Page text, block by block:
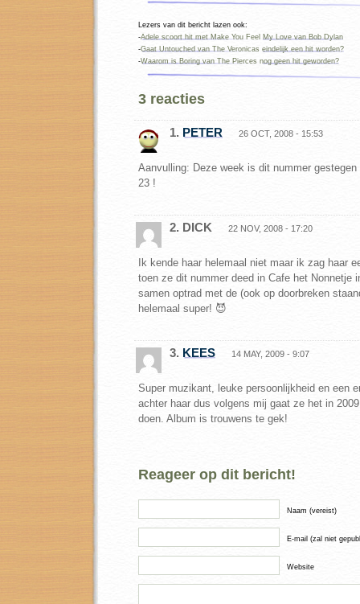
Lezers van dit bericht lazen ook:
-Adele scoort hit met Make You Feel My Love van Bob Dylan
-Gaat Untouched van The Veronicas eindelijk een hit worden?
-Waarom is Boring van The Pierces nog geen hit geworden?
3 reacties
1. PETER 26 OCT, 2008 - 15:53
Aanvulling: Deze week is dit nummer
23 !
2. DICK 22 NOV, 2008 - 17:20
Ik kende haar helemaal niet maar ik zag haar
toen ze dit nummer deed in Cafe het Nonnetje
samen optrad met de (ook op doorbreken
helemaal super! 😈
3. KEES 14 MAY, 2009 - 9:07
Super muzikant, leuke persoonlijkheid en een
achter haar dus volgens mij gaat ze het in
doen. Album is trouwens te gek!
Reageer op dit bericht!
Naam (vereist)
E-mail (zal niet
Website